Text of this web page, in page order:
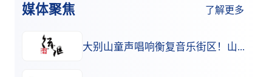
媒体聚焦
大别山童声唱响衡复音乐街区！山海美育奏响成长乐章
了解更多